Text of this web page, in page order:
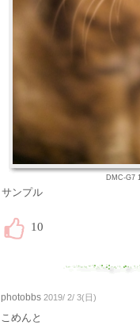
DMC-G7
サンプル
photobbs 2019/ 2/ 3(日)
こめんと